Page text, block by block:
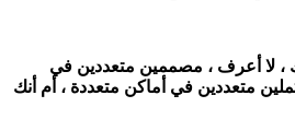
، لا أعرف ، مصممين متعددين في
متعددين في أماكن متعددة ، أم أنك